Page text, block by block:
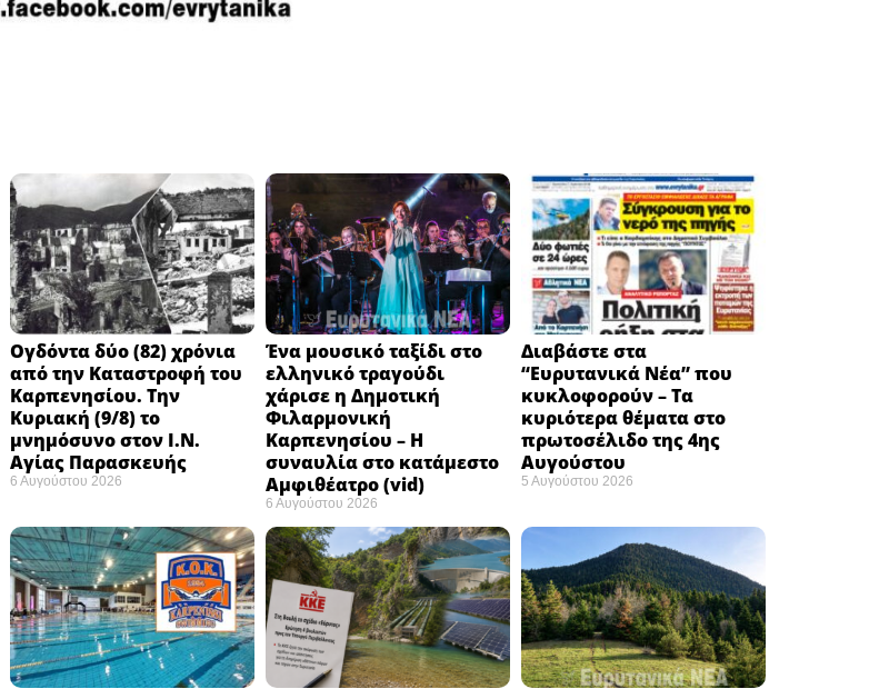
Ογδόντα δύο (82) χρόνια
από την Καταστροφή του
Καρπενησίου. Την
Κυριακή (9/8) το
μνημόσυνο στον Ι.Ν.
Αγίας Παρασκευής
6 Αυγούστου 2026
Ένα μουσικό ταξίδι στο
ελληνικό τραγούδι
χάρισε η Δημοτική
Φιλαρμονική
Καρπενησίου – Η
συναυλία στο κατάμεστο
Αμφιθέατρο (vid)
6 Αυγούστου 2026
Διαβάστε στα
“Ευρυτανικά Νέα” που
κυκλοφορούν – Τα
κυριότερα θέματα στο
πρωτοσέλιδο της 4ης
Αυγούστου
5 Αυγούστου 2026